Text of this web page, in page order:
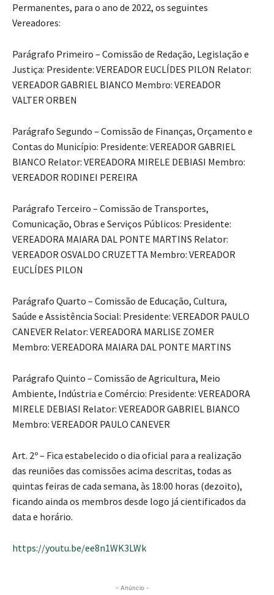
Permanentes, para o ano de 2022, os seguintes
Vereadores:
Parágrafo Primeiro – Comissão de Redação, Legislação e
Justiça: Presidente: VEREADOR EUCLÍDES PILON Relator:
VEREADOR GABRIEL BIANCO Membro: VEREADOR
VALTER ORBEN
Parágrafo Segundo – Comissão de Finanças, Orçamento e
Contas do Município: Presidente: VEREADOR GABRIEL
BIANCO Relator: VEREADORA MIRELE DEBIASI Membro:
VEREADOR RODINEI PEREIRA
Parágrafo Terceiro – Comissão de Transportes,
Comunicação, Obras e Serviços Públicos: Presidente:
VEREADORA MAIARA DAL PONTE MARTINS Relator:
VEREADOR OSVALDO CRUZETTA Membro: VEREADOR
EUCLÍDES PILON
Parágrafo Quarto – Comissão de Educação, Cultura,
Saúde e Assistência Social: Presidente: VEREADOR PAULO
CANEVER Relator: VEREADORA MARLISE ZOMER
Membro: VEREADORA MAIARA DAL PONTE MARTINS
Parágrafo Quinto – Comissão de Agricultura, Meio
Ambiente, Indústria e Comércio: Presidente: VEREADORA
MIRELE DEBIASI Relator: VEREADOR GABRIEL BIANCO
Membro: VEREADOR PAULO CANEVER
Art. 2º – Fica estabelecido o dia oficial para a realização
das reuniões das comissões acima descritas, todas as
quintas feiras de cada semana, às 18:00 horas (dezoito),
ficando ainda os membros desde logo já cientificados da
data e horário.
https://youtu.be/ee8n1WK3LWk
- Anúncio -